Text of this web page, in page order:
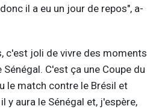
il a eu un jour de repos", a-
c'est joli de vivre des moments
C'est ça une Coupe du
le match contre le Brésil et
y aura le Sénégal et, j'espère,